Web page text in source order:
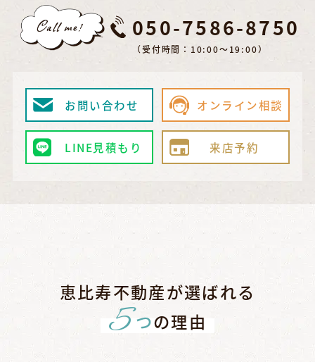
050-7586-8750
（受付時間：10:00～19:00）
お問い合わせ オンライン相談
LINE見積もり 来店予約
恵比寿不動産が選ばれる
5つの理由